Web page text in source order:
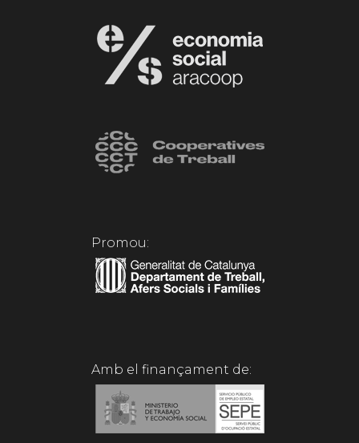
Promou:
Amb el finançament de: